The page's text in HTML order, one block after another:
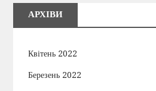
АРХІВИ
Квітень 2022
Березень 2022